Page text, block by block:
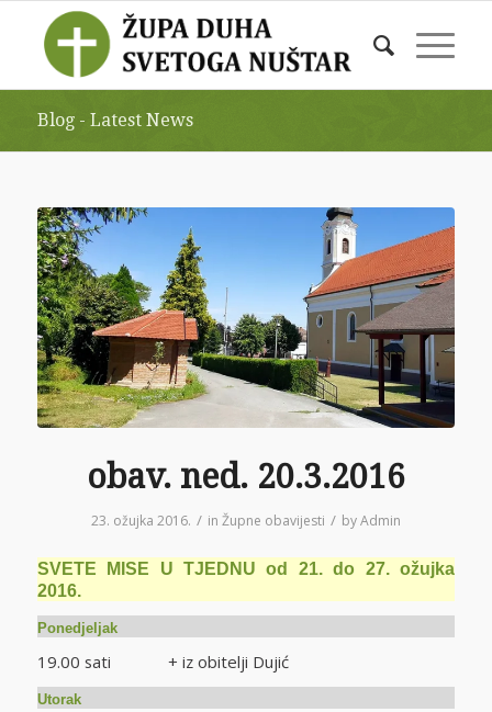
Blog - Latest News
obav. ned. 20.3.2016
23. ožujka 2016. / in Župne obavijesti / byAdmin
SVETE MISE U TJEDNU od 21. do 27. ožujka
2016.
Ponedjeljak
19.00 sati + iz obitelji Dujić
Utorak